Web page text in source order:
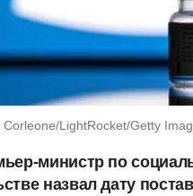
LightRocket/Getty
министр по
назвал дату